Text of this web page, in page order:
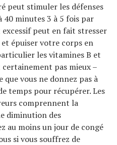
peut stimuler les défenses
minutes 3 à 5 fois par
peut en fait stresser
épuiser votre corps en
les vitamines B et
certainement pas mieux –
vous ne donnez pas à
temps pour récupérer. Les
comprennent la
diminution des
au moins un jour de congé
si vous souffrez de